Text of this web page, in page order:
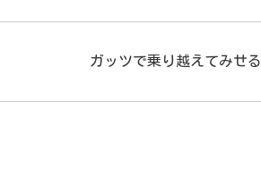
ガッツで乗り越えてみせる